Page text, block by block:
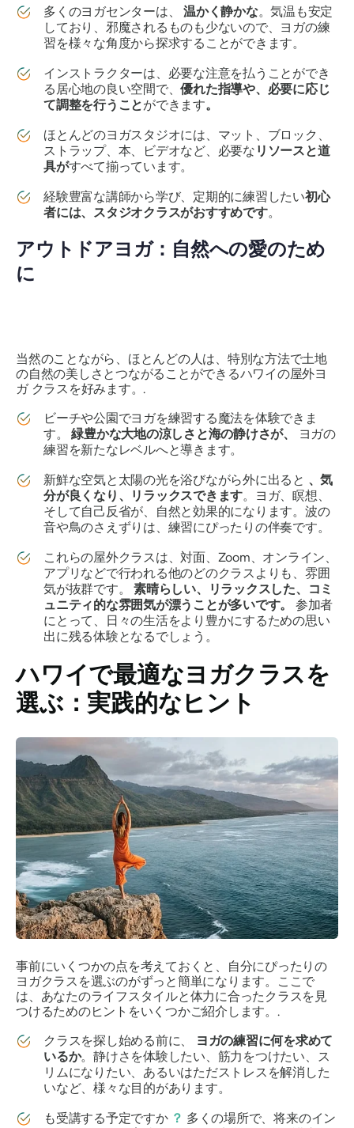
多くのヨガセンターは、温かく静かな。気温も安定
しており、邪魔されるものも少ないので、ヨガの練
習を様々な角度から探求することができます。
インストラクターは、必要な注意を払うことができ
る居心地の良い空間で、優れた指導や、必要に応じ
て調整を行うことができます。
ほとんどのヨガスタジオには、マット、ブロック、
ストラップ、本、ビデオなど、必要な リソースと道
具がすべて揃っています。
経験豊富な講師から学び、定期的に練習したい初心
者には、スタジオクラスがおすすめです。
アウトドアヨガ：自然への愛のため
に
当然のことながら、ほとんどの人は、特別な方法で土地
の自然の美しさとつながることができるハワイの屋外ヨ
ガ クラスを好みます。.
ビーチや公園でヨガを練習する魔法を体験できま
す。緑豊かな大地の涼しさと海の静けさが、
ヨガの
練習を新たなレベルへと導きます。
新鮮な空気と太陽の光を浴びながら外に出ると 、気
分が良くなり、リラックスできます。ヨガ、瞑想、
そして自己反省が、自然と効果的になります。波の
音や鳥のさえずりは、練習にぴったりの伴奏です。
これらの屋外クラスは、対面、Zoom、オンライン、
アプリなどで行われる他のどのクラスよりも、雰囲
気が抜群です。素晴らしい、リラックスした、コミ
ュニティ的な雰囲気が漂うことが多いです。
参加者
にとって、日々の生活をより豊かにするための思い
出に残る体験となるでしょう。
ハワイで最適なヨガクラスを
選ぶ：実践的なヒント
事前にいくつかの点を考えておくと、自分にぴったりの
ヨガクラスを選ぶのがずっと簡単になります。ここで
は、あなたのライフスタイルと体力に合ったクラスを見
つけるためのヒントをいくつかご紹介します。.
クラスを探し始める前に、
ヨガの練習に何を求めて
いるか。静けさを体験したい、筋力をつけたい、ス
リムになりたい、あるいはただストレスを解消した
いなど、様々な目的があります。
も受講する予定ですか ？ 多くの場所で、将来のイン